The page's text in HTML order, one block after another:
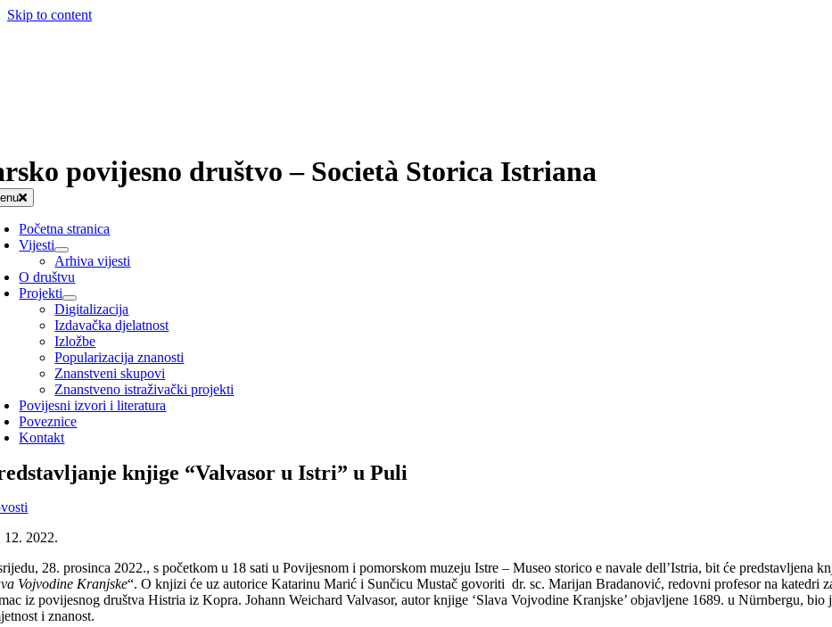
Skip to content
povijesno društvo – Società Storica Istriana
Početna stranica
Vijesti
Arhiva vijesti
O društvu
Projekti
Digitalizacija
Izdavačka djelatnost
Izložbe
Popularizacija znanosti
Znanstveni skupovi
Znanstveno istraživački projekti
Povijesni izvori i literatura
Poveznice
Kontakt
knjige “Valvasor u Istri” u Puli
12. 2022.
28. prosinca 2022., s početkom u 18 sati u Povijesnom i pomorskom muzeju Istre – Museo storico e navale dell’Istria, bit će predstavljena
Vojvodine Kranjske“. O knjizi će uz autorice Katarinu Marić i Sunčicu Mustač govoriti dr. sc. Marijan Bradanović, redovni profesor na katedri
iz povijesnog društva Histria iz Kopra. Johann Weichard Valvasor, autor knjige ‘Slava Vojvodine Kranjske’ objavljene 1689. u Nürnbergu,
i znanost.